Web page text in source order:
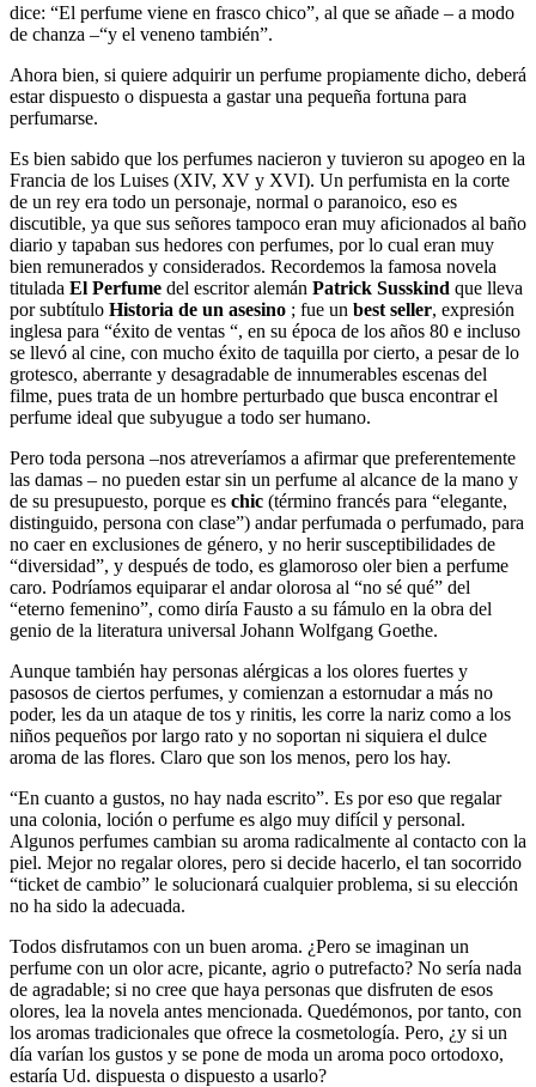
dice: “El perfume viene en frasco chico”, al que se añade – a modo
de chanza –“y el veneno también”.
Ahora bien, si quiere adquirir un perfume propiamente dicho, deberá
estar dispuesto o dispuesta a gastar una pequeña fortuna para
perfumarse.
Es bien sabido que los perfumes nacieron y tuvieron su apogeo en la
Francia de los Luises (XIV, XV y XVI). Un perfumista en la corte
de un rey era todo un personaje, normal o paranoico, eso es
discutible, ya que sus señores tampoco eran muy aficionados al baño
diario y tapaban sus hedores con perfumes, por lo cual eran muy
bien remunerados y considerados. Recordemos la famosa novela
titulada El Perfume del escritor alemán Patrick Susskind que lleva
por subtítulo Historia de un asesino ; fue un best seller, expresión
inglesa para “éxito de ventas “, en su época de los años 80 e incluso
se llevó al cine, con mucho éxito de taquilla por cierto, a pesar de lo
grotesco, aberrante y desagradable de innumerables escenas del
filme, pues trata de un hombre perturbado que busca encontrar el
perfume ideal que subyugue a todo ser humano.
Pero toda persona –nos atreveríamos a afirmar que preferentemente
las damas – no pueden estar sin un perfume al alcance de la mano y
de su presupuesto, porque es chic (término francés para “elegante,
distinguido, persona con clase”) andar perfumada o perfumado, para
no caer en exclusiones de género, y no herir susceptibilidades de
“diversidad”, y después de todo, es glamoroso oler bien a perfume
caro. Podríamos equiparar el andar olorosa al “no sé qué” del
“eterno femenino”, como diría Fausto a su fámulo en la obra del
genio de la literatura universal Johann Wolfgang Goethe.
Aunque también hay personas alérgicas a los olores fuertes y
pasosos de ciertos perfumes, y comienzan a estornudar a más no
poder, les da un ataque de tos y rinitis, les corre la nariz como a los
niños pequeños por largo rato y no soportan ni siquiera el dulce
aroma de las flores. Claro que son los menos, pero los hay.
“En cuanto a gustos, no hay nada escrito”. Es por eso que regalar
una colonia, loción o perfume es algo muy difícil y personal.
Algunos perfumes cambian su aroma radicalmente al contacto con la
piel. Mejor no regalar olores, pero si decide hacerlo, el tan socorrido
“ticket de cambio” le solucionará cualquier problema, si su elección
no ha sido la adecuada.
Todos disfrutamos con un buen aroma. ¿Pero se imaginan un
perfume con un olor acre, picante, agrio o putrefacto? No sería nada
de agradable; si no cree que haya personas que disfruten de esos
olores, lea la novela antes mencionada. Quedémonos, por tanto, con
los aromas tradicionales que ofrece la cosmetología. Pero, ¿y si un
día varían los gustos y se pone de moda un aroma poco ortodoxo,
estaría Ud. dispuesta o dispuesto a usarlo?